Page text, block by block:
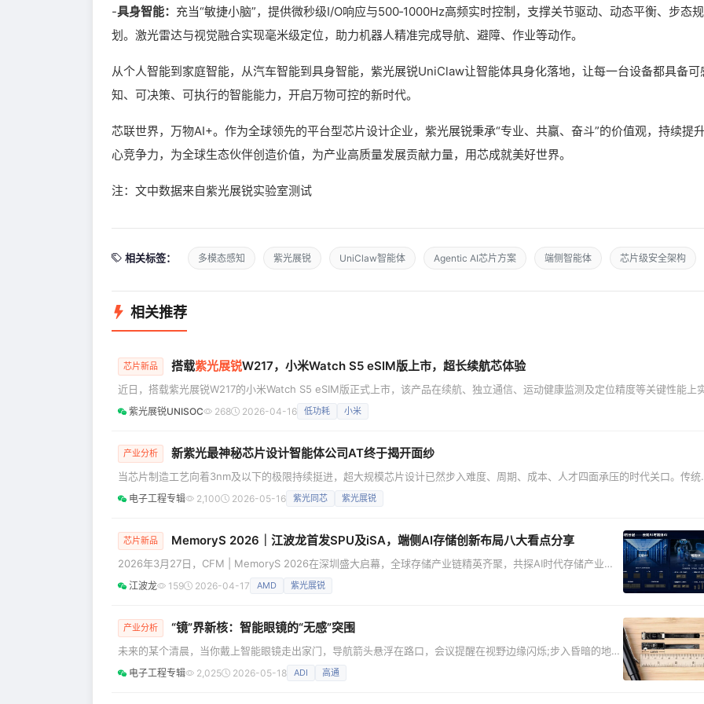
-具身智能： 充当“敏捷小脑”，提供微秒级I/O响应与500‑1000Hz高频实时控制，支撑关节驱动、动态平衡、步态规
划。激光雷达与视觉融合实现毫米级定位，助力机器人精准完成导航、避障、作业等动作。
从个人智能到家庭智能，从汽车智能到具身智能，紫光展锐UniClaw让智能体具身化落地，让每一台设备都具备可
知、可决策、可执行的智能能力，开启万物可控的新时代。
芯联世界，万物AI+。作为全球领先的平台型芯片设计企业，紫光展锐秉承“专业、共赢、奋斗”的价值观，持续提
心竞争力，为全球生态伙伴创造价值，为产业高质量发展贡献力量，用芯成就美好世界。
注：文中数据来自紫光展锐实验室测试
相关标签： 多模态感知 紫光展锐 UniClaw智能体 Agentic AI芯片方案 端侧智能体 芯片级安全架构
相关推荐
芯片新品 搭载紫光展锐W217，小米Watch S5 eSIM版上市，超长续航芯体验
近日，搭载紫光展锐W217的小米Watch S5 eSIM版正式上市，该产品在续航、独立通信、运动健康监测及定位精度等关键性能上
现全面提升，为用户带来更轻便、更持久、更独立的智能穿戴体验。 轻薄设计**，**功能全面升级 小米Watch S5配备1.48英寸
AMOLED高清大屏，采用10.99mm的轻薄不锈钢表体，重量仅46克，表圈为46mm一体式设计。无缝衔接的纤薄机身配合精致细
紫光展锐UNISOC 268 2026-04-16 低功耗 小米
产业分析 新紫光最神秘芯片设计智能体公司AT终于揭开面纱
当芯片制造工艺向着3nm及以下的极限持续挺进，超大规模芯片设计已然步入难度、周期、成本、人才四面承压的时代关口。传统
赖人力堆叠、经验传承的研发范式日渐步履维艰，一场由AI主导的产业革命，正成为破局突围、重塑未来的核心密钥。 在2026新
光集团创新峰会上，集团战略布局的AT公司正式亮相，凭借芯片设计专属垂类AI智能体“紫灵”，为行业擘画出一条从“工具赋能”到“
电子工程专辑 2,100 2026-05-16 紫光同芯 紫光展锐
芯片新品 MemoryS 2026｜江波龙首发SPU及iSA，端侧AI存储创新布局八大看点分享
2026年3月27日，CFM | MemoryS 2026在深圳盛大启幕，全球存储产业链精英齐聚，共探AI时代存储产业的
变革与未来。 江波龙董事长、总经理蔡华波受邀出席并发表《集成存储 探索端侧AI》主旨演讲，立足行业发展
趋势与江波龙创新积淀，从定位、模式、产品、技术等多维度，全面分享公司对端侧AI存储的核心理解与综合创
江波龙 159 2026-04-17 AMD 紫光展锐
产业分析 “镜”界新核：智能眼镜的“无感”突围
未来的某个清晨，当你戴上智能眼镜走出家门，导航箭头悬浮在路口，会议提醒在视野边缘闪烁;步入昏暗的地
铁，它依然能清晰捕捉文字;午后小憩醒来，耳畔传来“电量已满”的温柔提示;夕阳下，它又能毫无噪点地记录下孩
子们的灿烂笑脸……这并非遥不可及的科幻想象，而是智能眼镜产业正在奔赴的未来——技术隐于无形，体验润
电子工程专辑 2,025 2026-05-18 ADI 高通